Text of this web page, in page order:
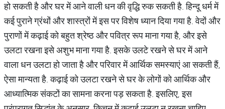
हो सकती है और घर में आने वाली धन की वृद्धि रुक सकती है. हिन्दू धर्म में
कई पुराने ग्रंथों और शास्त्रों में इस पर विशेष ध्यान दिया गया है. वेदों और
पुराणों में कढ़ाई को बहुत श्रेष्ठ और पवित्र रूप माना गया है, और इसे
उलटा रखना इसे अशुभ माना गया है. इसके उलटे रखने से घर में आने
वाला धन उलटा हो जाता है और परिवार में आर्थिक समस्याएं आ सकती हैं,
ऐसा मान्यता है. कढ़ाई को उलटा रखने से घर के लोगों को आर्थिक और
आध्यात्मिक संकटों का सामना करना पड़ सकता है. इसलिए, इस